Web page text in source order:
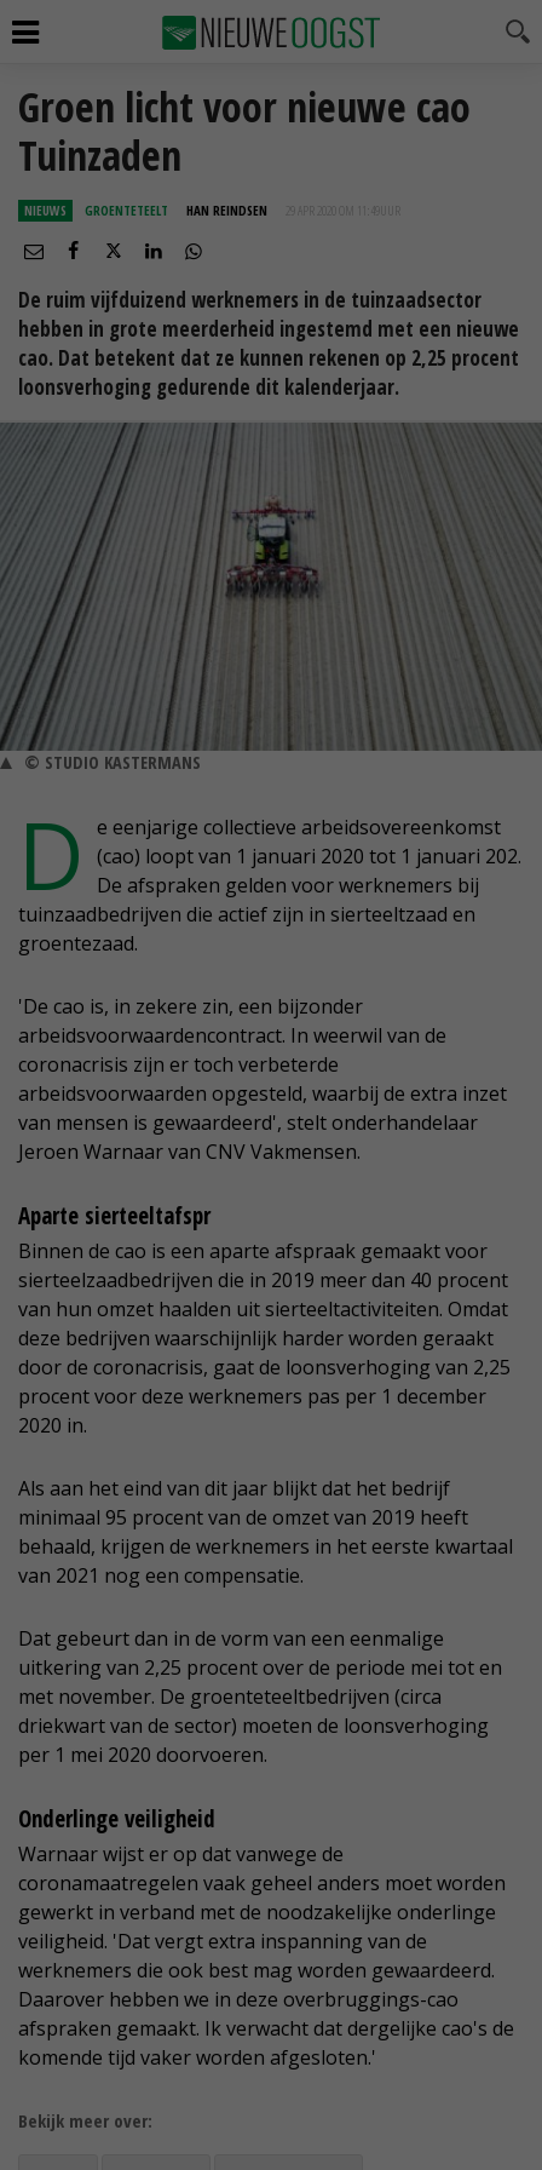
Groen licht voor nieuwe cao
Tuinzaden
NIEUWS GROENTETEELT HAN REINDSEN 29 APR 2020 OM 11:49
De ruim vijfduizend werknemers in de tuinzaadsector
hebben in grote meerderheid ingestemd met een nieuwe
cao. Dat betekent dat ze kunnen rekenen op 2,25 procent
loonsverhoging gedurende dit kalenderjaar.
© STUDIO KASTERMANS
D
e eenjarige collectieve arbeidsovereenkomst
(cao) loopt van 1 januari 2020 tot 1 januari 202.
De afspraken gelden voor werknemers bij
tuinzaadbedrijven die actief zijn in sierteeltzaad en
groentezaad.
'De cao is, in zekere zin, een bijzonder
arbeidsvoorwaardencontract. In weerwil van de
coronacrisis zijn er toch verbeterde
arbeidsvoorwaarden opgesteld, waarbij de extra inzet
van mensen is gewaardeerd', stelt onderhandelaar
Jeroen Warnaar van CNV Vakmensen.
Aparte sierteeltafspr
Binnen de cao is een aparte afspraak gemaakt voor
sierteelzaadbedrijven die in 2019 meer dan 40 procent
van hun omzet haalden uit sierteeltactiviteiten. Omdat
deze bedrijven waarschijnlijk harder worden geraakt
door de coronacrisis, gaat de loonsverhoging van 2,25
procent voor deze werknemers pas per 1 december
2020 in.
Als aan het eind van dit jaar blijkt dat het bedrijf
minimaal 95 procent van de omzet van 2019 heeft
behaald, krijgen de werknemers in het eerste kwartaal
van 2021 nog een compensatie.
Dat gebeurt dan in de vorm van een eenmalige
uitkering van 2,25 procent over de periode mei tot en
met november. De groenteteeltbedrijven (circa
driekwart van de sector) moeten de loonsverhoging
per 1 mei 2020 doorvoeren.
Onderlinge veiligheid
Warnaar wijst er op dat vanwege de
coronamaatregelen vaak geheel anders moet worden
gewerkt in verband met de noodzakelijke onderlinge
veiligheid. 'Dat vergt extra inspanning van de
werknemers die ook best mag worden gewaardeerd.
Daarover hebben we in deze overbruggings-cao
afspraken gemaakt. Ik verwacht dat dergelijke cao's de
komende tijd vaker worden afgesloten.'
Bekijk meer over: